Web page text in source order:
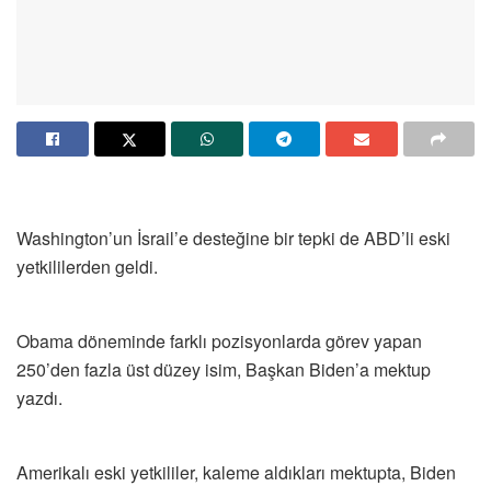
Washington’un İsrail’e desteğine bir tepki de ABD’li eski
yetkililerden geldi.
Obama döneminde farklı pozisyonlarda görev yapan
250’den fazla üst düzey isim, Başkan Biden’a mektup
yazdı.
Amerikalı eski yetkililer, kaleme aldıkları mektupta, Biden